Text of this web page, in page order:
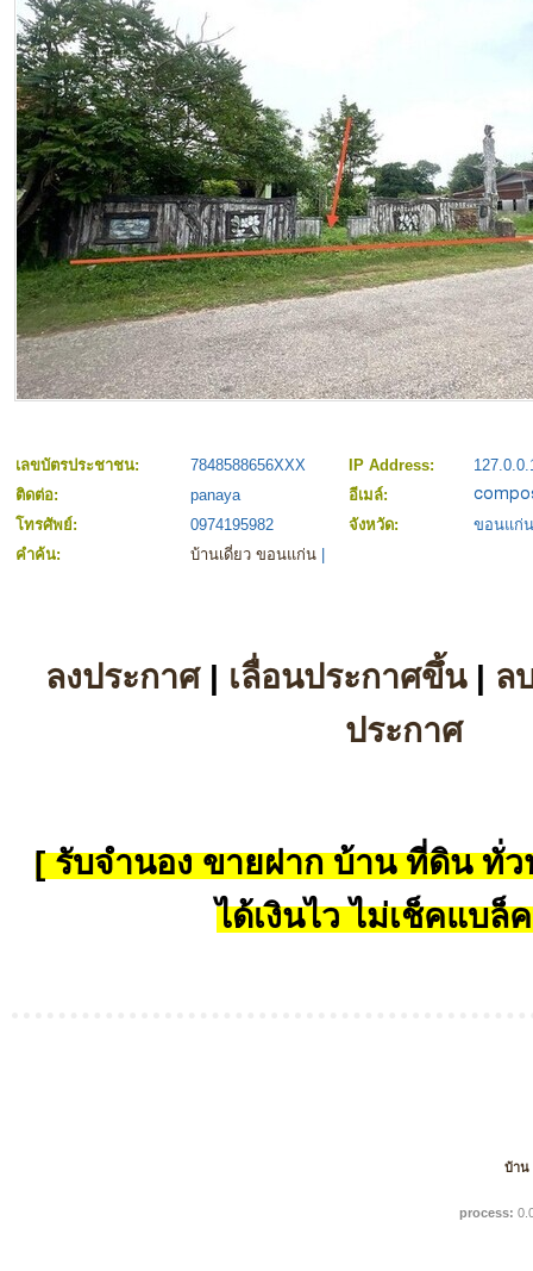
เลขบัตรประชาชน: 7848588656XXX IP Address:
ติดต่อ:
panaya
อีเมล์:
โทรศัพย์:
0974195982 จังหวัด:
ขอนแก่น
คำค้น:
บ้านเดี่ยว ขอนแก่น
ลงประกาศ| เลื่อนประกาศขึ้น| ล
ประกาศ
[ รับจำนอง ขายฝาก บ้าน ที่ดิน ทั่ว
ได้เงินไว ไม่เช็คแบล็
บ้าน
process: